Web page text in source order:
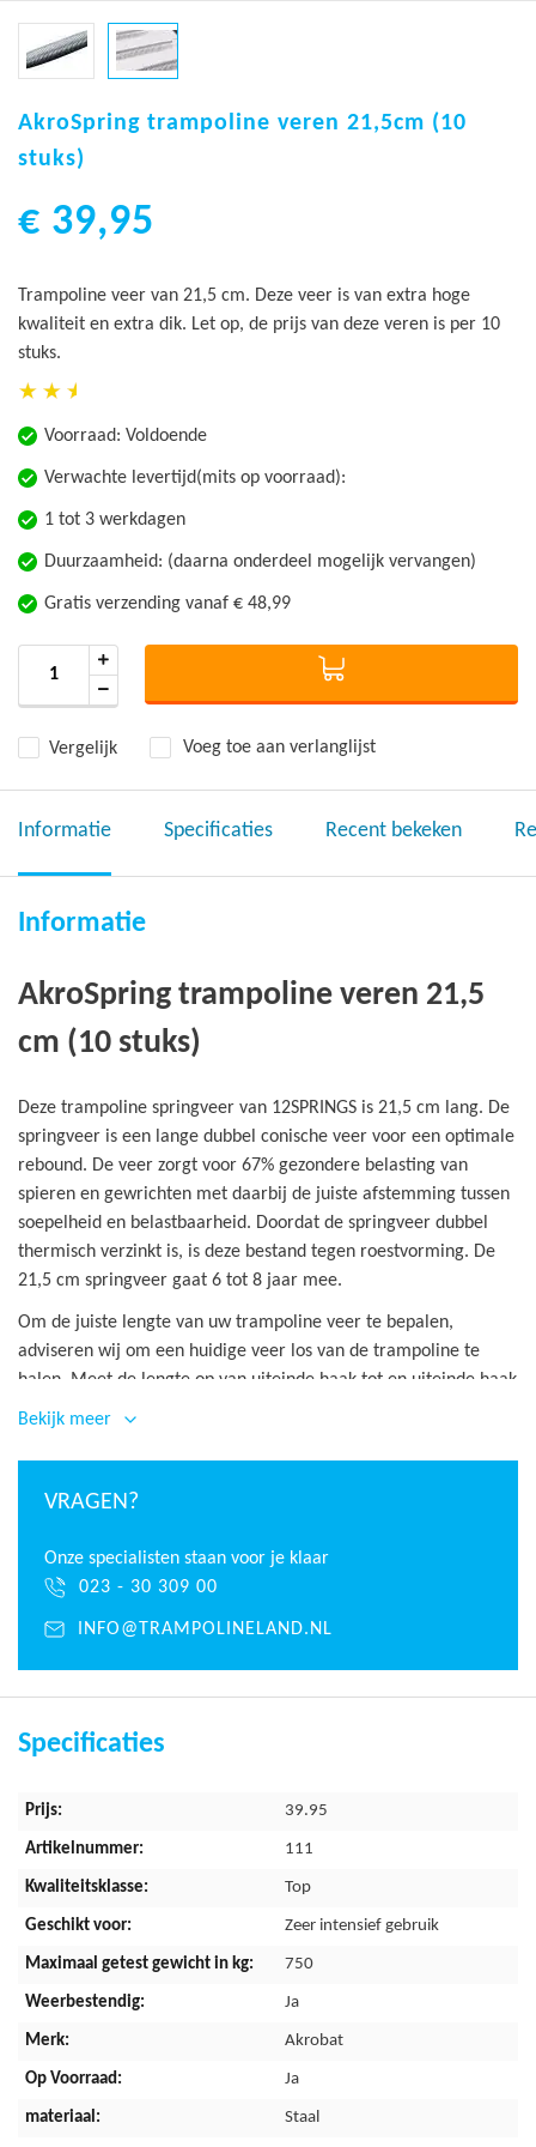
naar
het
van
gallerij
AkroSpring trampoline veren 21,5cm (10
stuks)
€ 39,95
Trampoline veer van 21,5 cm. Deze veer is van extra hoge
kwaliteit en extra dik. Let op, de prijs van deze veren is per 10
stuks.
Voorraad: Voldoende
Verwachte levertijd(mits op voorraad):
1 tot 3 werkdagen
Duurzaamheid: (daarna onderdeel mogelijk vervangen)
Gratis verzending vanaf € 48,99
Vergelijk Voeg toe aan verlanglijst
Informatie Specificaties Recent bekeken
Informatie
AkroSpring trampoline veren 21,5
cm (10 stuks)
Deze trampoline springveer van 12SPRINGS is 21,5 cm lang. De
springveer is een lange dubbel conische veer voor een optimale
rebound. De veer zorgt voor 67% gezondere belasting van
spieren en gewrichten met daarbij de juiste afstemming tussen
soepelheid en belastbaarheid. Doordat de springveer dubbel
thermisch verzinkt is, is deze bestand tegen roestvorming. De
21,5 cm springveer gaat 6 tot 8 jaar mee.
Om de juiste lengte van uw trampoline veer te bepalen,
adviseren wij om een huidige veer los van de trampoline te
halen. Meet de lengte op van uiteinde haak tot en uiteinde haak
in niet gespannen toestand.
Bekijk meer
VRAGEN?
Onze specialisten staan voor je klaar
023 - 30 309 00
INFO@TRAMPOLINELAND.NL
Specificaties
Meer
39.95
111
Top
Zeer intensief gebruik
750
Ja
Akrobat
Ja
Staal